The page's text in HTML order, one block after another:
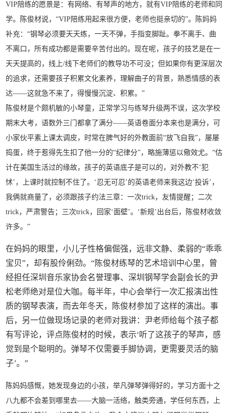
VIP陪练的愿景是：有网络、有琴声的地方，就有VIP陪练的老师和同
学。陈俊材说，“VIP陪练用起来很方便，老师也挺亲切的”。陈妈妈
补充：“钢琴必须要天天练，一天不弹，手指变脚趾。拳不离手、曲
不离口，所有成功都是需要辛苦付出的。现在呢，孩子的技艺是在一
天天提高的，线上/线下老师们的教导功不可没；但如果你有更深层次
的追求，还需要孩子积累文化素养，理解曲子的背景，熟悉情感的表
达——这就急不来了，得慢慢沉淀、积累。”
陈俊材是个颇机敏的小琴童，正常学习与练琴升级两不误，这次学校
期末大考，语数外三门都拿了满分——英语卷面分本来也是满分，可
小家伙平素上课太调皮，时常在脾气好的外教面前“放飞自我”，屡屡
捣蛋，终于惹得先生扣了他一分的“纪律分”，略施薄惩以儆效尤。“估
计在美国生活过的缘故，孩子的英语底子是可以的，对外教不‘犯
怵’，上课时就控制不住了。‘忍无可忍’的英语老师来我这边‘投诉’，
我俩就商量了，必须跟孩子约法三章：一次trick，友情提醒；二次
trick，严肃警告；三次trick，回家‘面壁’。‘新规’出台后，陈俊材收敛
许多。”
在妈妈的眼里，小儿子性格偏倔强，远非文静、柔弱的“乖乖
宝贝”，却有股伶俐劲。“陈俊材练琴的艺术培训中心里，曾
经担任深圳音乐家协会名誉理事、深圳钢琴学会副会长的尹
松老师绝对是位大咖。每半年，中心会举行一次汇报演出性
质的钢琴表演，而去年冬天，陈俊材参加了这样的演出。事
后，另一位做现场记录的老师对我讲：尹老师给每个孩子都
有写评论，评点陈俊材的时候，表示‘听了这孩子的琴声，感
觉到是个聪明的。弹琴不仅需要手脚协调，更需要灵活的脑
子’。”
陈妈妈感慨，她发现身边的小孩，举凡弹琴弹得好的，学习方面十之
八九都不会差到哪里去——大脑一活络，触类旁通，学任何东西，上